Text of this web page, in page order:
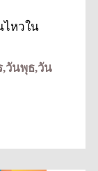
ไหวใน
,วันพุธ,วัน